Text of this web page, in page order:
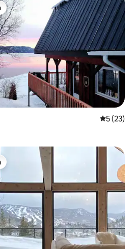
5 (23)